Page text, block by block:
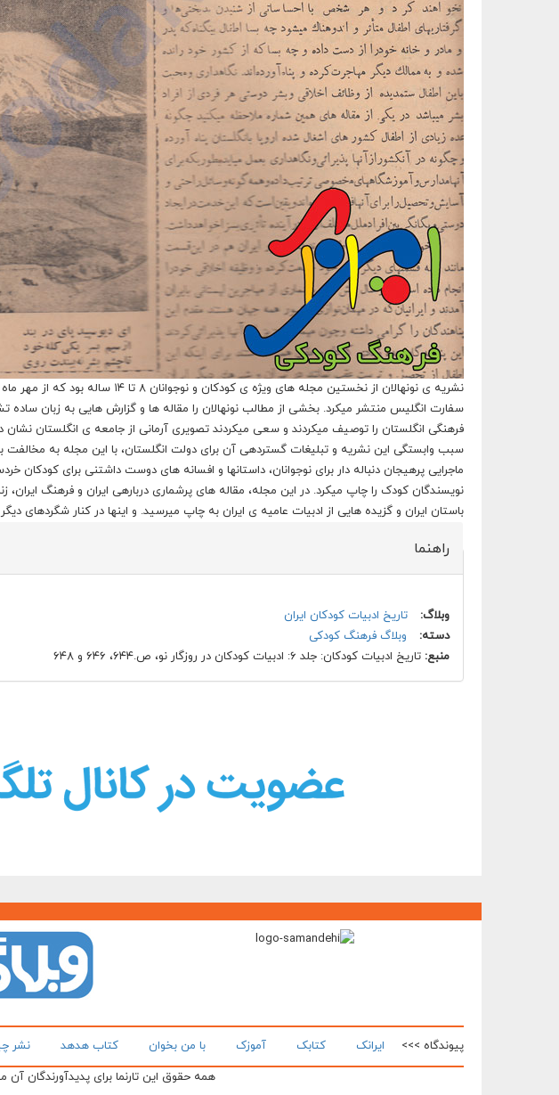
سفارت انگلیس منتشر میکرد. بخشی از مطالب نونهالان را مقاله ها و گزارش هایی به زبان ساده
فرهنگی انگلستان را توصیف میکردند و سعی میکردند تصویری آرمانی از جامعه ی انگلستان نشان
سبب وابستگی این نشریه و تبلیغات گستردهی آن برای دولت انگلستان، با این مجله به مخالفت
ماجرایی پرهیجان دنباله دار برای نوجوانان، داستانها و افسانه های دوست داشتنی برای کودکان
نویسندگان کودک را چاپ میکرد. در این مجله، مقاله های پرشماری دربارهی ایران و فرهنگ ایران،
باستان ایران و گزیده هایی از ادبیات عامیه ی ایران به چاپ میرسید. و اینها در کنار شگردهای
راهنما
وبلاگ:
تاریخ ادبیات کودکان ایران
دسته:
وبلاگ فرهنگ کودکی
منبع: تاریخ ادبیات کودکان: جلد ۶: ادبیات کودکان در روزگار نو، ص.۶۴۴، ۶۴۶ و ۶۴۸
پیوندگاه >>> ایرانک کتابک آموزک با من بخوان کتاب هدهد
نشر
همه حقوق این تارنما برای پدیدآورندگان